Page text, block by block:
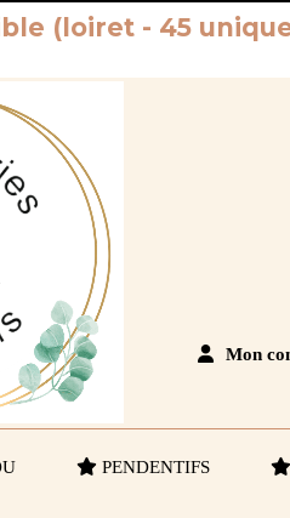
(loiret - 45
Mon
PENDENTIFS